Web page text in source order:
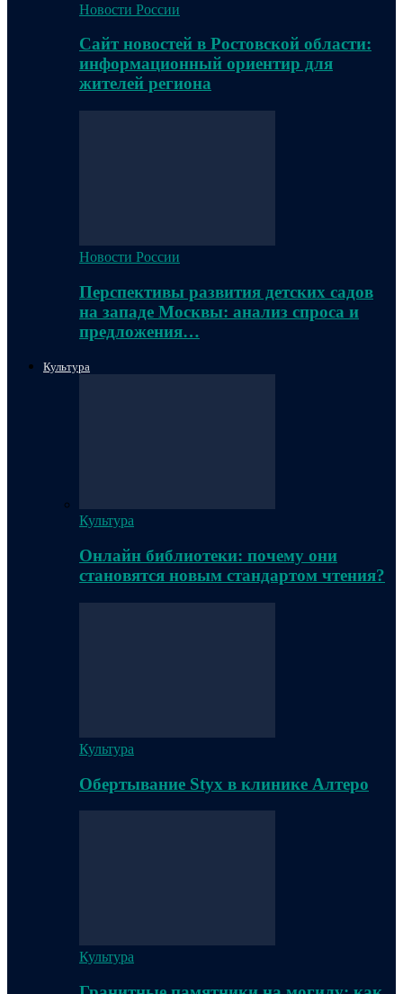
Новости России
Сайт новостей в Ростовской области:
информационный ориентир для
жителей региона
Новости России
Перспективы развития детских садов
на западе Москвы: анализ спроса и
предложения…
Культура
Культура
Онлайн библиотеки: почему они
становятся новым стандартом чтения?
Культура
Обертывание Styx в клинике Алтеро
Культура